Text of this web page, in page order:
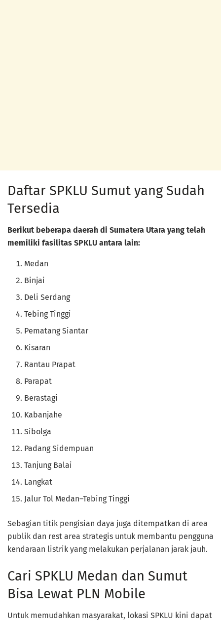
Daftar SPKLU Sumut yang Sudah
Tersedia
Berikut beberapa daerah di Sumatera Utara yang telah
memiliki fasilitas SPKLU antara lain:
Medan
Binjai
Deli Serdang
Tebing Tinggi
Pematang Siantar
Kisaran
Rantau Prapat
Parapat
Berastagi
Kabanjahe
Sibolga
Padang Sidempuan
Tanjung Balai
Langkat
Jalur Tol Medan–Tebing Tinggi
Sebagian titik pengisian daya juga ditempatkan di area
publik dan rest area strategis untuk membantu pengguna
kendaraan listrik yang melakukan perjalanan jarak jauh.
Cari SPKLU Medan dan Sumut
Bisa Lewat PLN Mobile
Untuk memudahkan masyarakat, lokasi SPKLU kini dapat